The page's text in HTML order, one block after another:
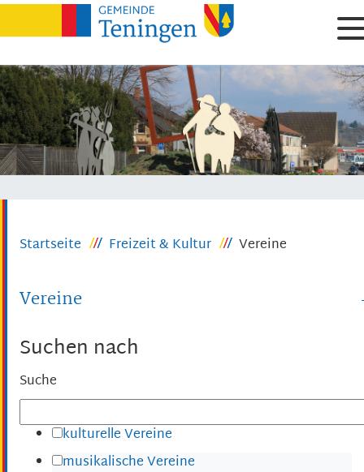
Startseite Freizeit & Kultur Vereine
Vereine
Suchen nach
Suche
kulturelle Vereine
musikalische Vereine